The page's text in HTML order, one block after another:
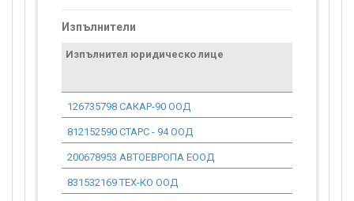
Изпълнители
Изпълнител юридическо лице
126735798 САКАР-90 ООД
812152590 СТАРС - 94 ООД
200678953 АВТОЕВРОПА ЕООД
831532169 ТЕХ-КО ООД